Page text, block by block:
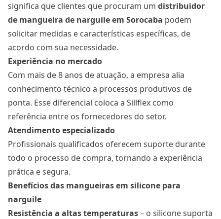
significa que clientes que procuram um distribuidor
de mangueira de narguileem Sorocaba podem
solicitar medidas e características específicas, de
acordo com sua necessidade.
Experiência no mercado
Com mais de 8 anos de atuação, a empresa alia
conhecimento técnico a processos produtivos de
ponta. Esse diferencial coloca a Sillflex como
referência entre os fornecedores do setor.
Atendimento especializado
Profissionais qualificados oferecem suporte durante
todo o processo de compra, tornando a experiência
prática e segura.
Benefícios das mangueiras em silicone para
narguile
Resistência a altas temperaturas– o silicone suporta